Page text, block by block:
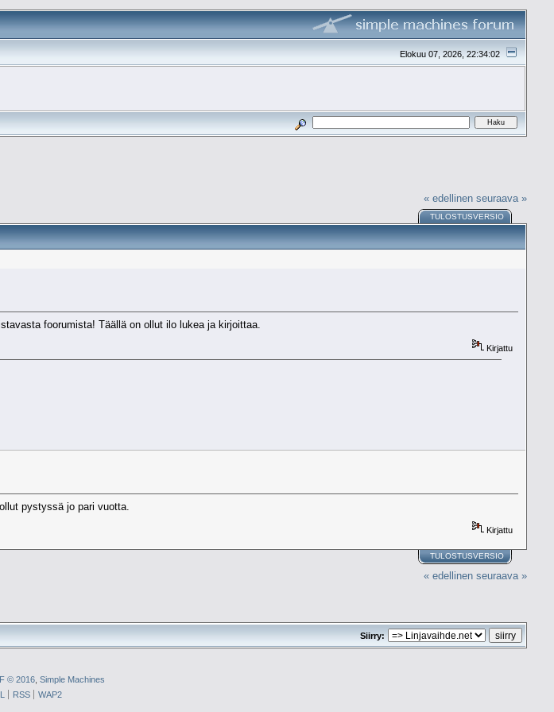
Elokuu 07, 2026, 22:34:02
« edellinen seuraava »
TULOSTUSVERSIO
foorumista! Täällä on ollut ilo lukea ja kirjoittaa.
Kirjattu
pystyssä jo pari vuotta.
Kirjattu
TULOSTUSVERSIO
« edellinen seuraava »
Siirry:
© 2016, Simple Machines
RSS WAP2